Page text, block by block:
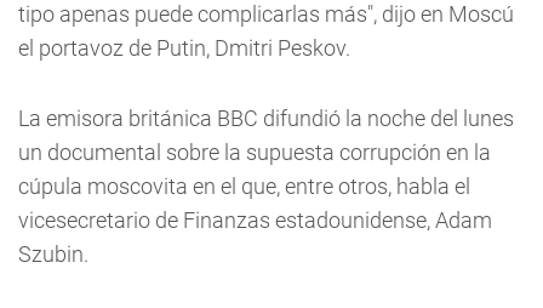
tipo apenas puede complicarlas más", dijo en Moscú
el portavoz de Putin, Dmitri Peskov.
La emisora británica BBC difundió la noche del lunes
un documental sobre la supuesta corrupción en la
cúpula moscovita en el que, entre otros, habla el
vicesecretario de Finanzas estadounidense, Adam
Szubin.